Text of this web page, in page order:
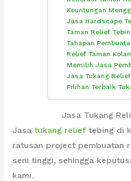
Keuntungan
Jasa Hardscape
Taman Relief
Tahapan
Relief Taman
Memilih Jasa
Jasa Tukang
Pilihan Terbaik
Jasa Tukang
Jasatukang relief tebing di
ratusan project pembuatan
seni tinggi, sehingga
kami.